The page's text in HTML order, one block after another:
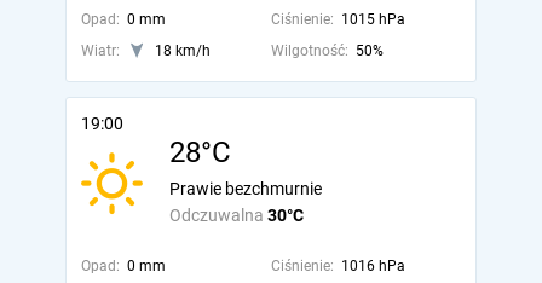
Opad: 0 mm Ciśnienie: 1015 hPa
Wiatr:
18 km/h Wilgotność: 50%
19:00
28°C
Odczuwalna 30°C
Prawie bezchmurnie
Opad: 0 mm Ciśnienie: 1016 hPa